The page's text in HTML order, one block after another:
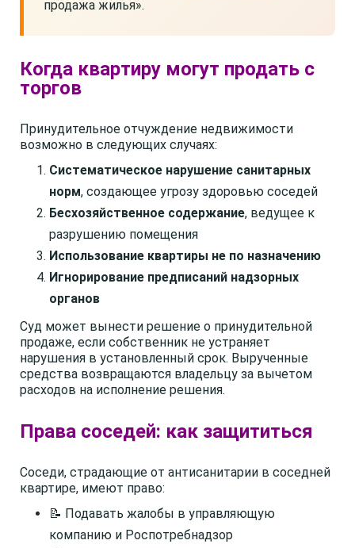
продажа жилья».
Когда квартиру могут продать с
торгов
Принудительное отчуждение недвижимости
возможно в следующих случаях:
Систематическое нарушение санитарных
норм, создающее угрозу здоровью соседей
Бесхозяйственное содержание, ведущее к
разрушению помещения
Использование квартиры не по назначению
Игнорирование предписаний надзорных
органов
Суд может вынести решение о принудительной
продаже, если собственник не устраняет
нарушения в установленный срок. Вырученные
средства возвращаются владельцу за вычетом
расходов на исполнение решения.
Права соседей: как защититься
Соседи, страдающие от антисанитарии в соседней
квартире, имеют право:
📝 Подавать жалобы в управляющую
компанию и Роспотребнадзор